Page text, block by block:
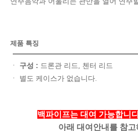
제품 특징
ㆍ 구성 : 드론관 리드, 첸터 리드
ㆍ 별도 케이스가 없습니다.
백파이프는 대여 가능합니
아래 대여안내를 참고